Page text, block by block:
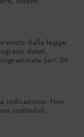
dalla legge.
datati,
(art. 59
indicazione. Non
sostituibili.